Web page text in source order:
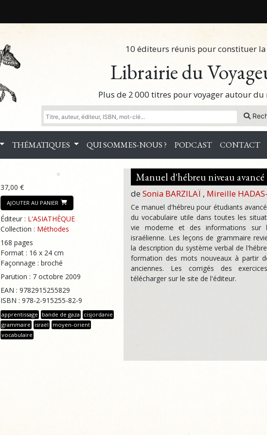
10 éditeurs réunis pour constituer la
Librairie du
Plus de 2 000 titres pour voyager autour du
THÉMATIQUES QUI SOMMES-NOUS ? PODCAST CONTACT
37,00 €
AJOUTER AU PANIER
Éditeur : L'ASIATHÈQUE
Collection : Méthodes
168 pages
Format : 16 x 24 cm
Façonnage : broché
Parution : 7 octobre 2009
EAN : 9782915255829
ISBN : 978-2-915255-82-9
apprentissage bande de gaza
cisjordanie
grammaire
israël
moyen-orient
vocabulaire
Manuel d'hébreu niveau avancé
deSonia BARZILAÏ , Mireille
Ce manuel d'hébreu pour étudiants
du vocabulaire utile dans toutes les
vie moderne et des informations sur
israélienne. Les leçons de grammaire
la description du système verbal de
formation des mots nouveaux à partir
anciennes. Les corrigés des
télécharger sur le site de l'éditeur.